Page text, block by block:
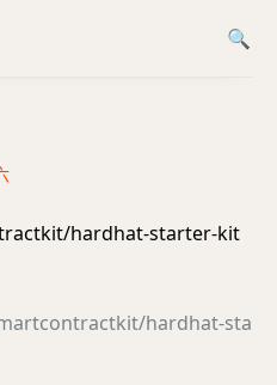
hardhat-starter-kit
hardhat-sta